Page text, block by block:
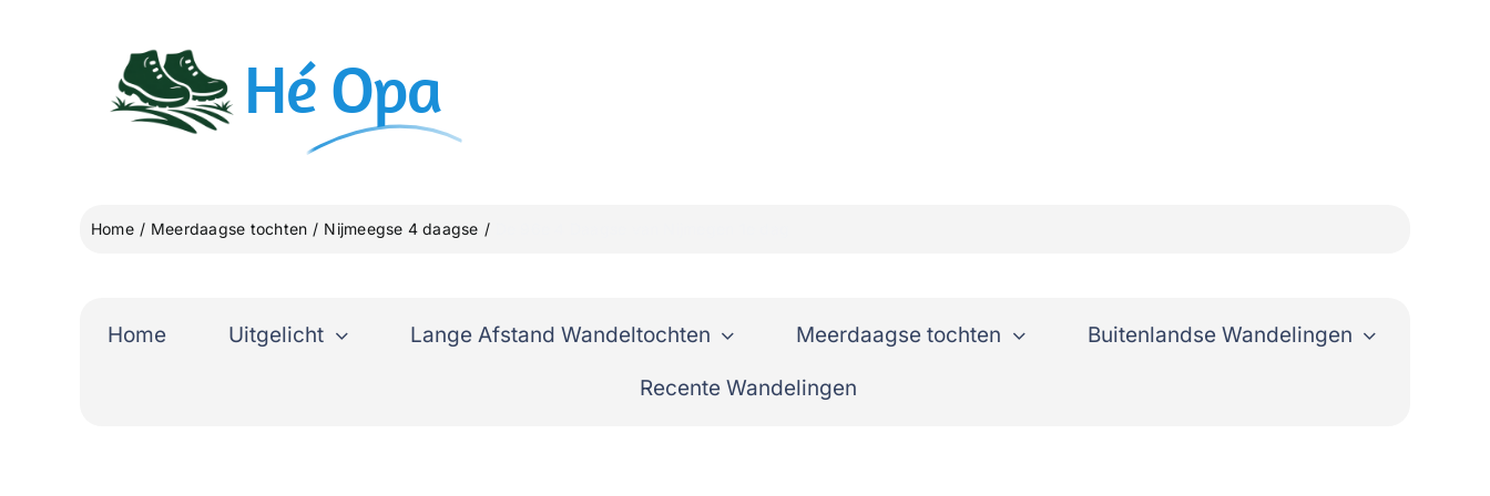
Hé Opa
Home Meerdaagse tochten Nijmeegse 4 daagse
Home Uitgelicht Lange Afstand Wandeltochten Meerdaagse tochten Buitenlandse Wandelingen
Recente Wandelingen